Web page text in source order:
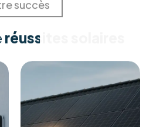
leur avenir énergétique.